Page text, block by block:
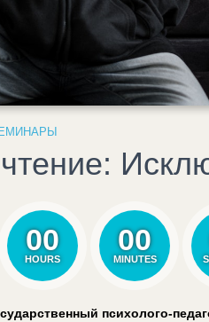
00
HOURS
00
MINUTES
психолого-